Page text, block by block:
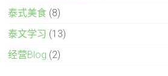
泰式美食 (8)
泰文学习 (13)
经营Blog (2)